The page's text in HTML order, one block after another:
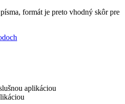
formát je preto vhodný skôr pre
aplikáciou